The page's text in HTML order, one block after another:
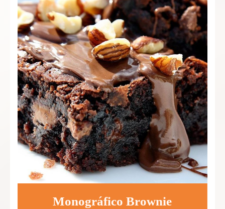
Monográfico Brownie